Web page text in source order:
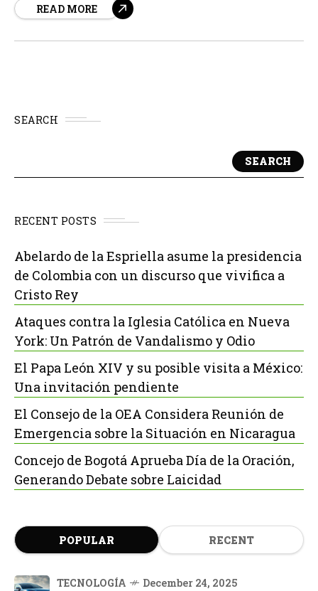
choque en la región. Según fuentes, Guerrero murió en
READ MORE
SEARCH
SEARCH
RECENT POSTS
Abelardo de la Espriella asume la presidencia
de Colombia con un discurso que vivifica a
Cristo Rey
Ataques contra la Iglesia Católica en Nueva
York: Un Patrón de Vandalismo y Odio
El Papa León XIV y su posible visita a México:
Una invitación pendiente
El Consejo de la OEA Considera Reunión de
Emergencia sobre la Situación en Nicaragua
Concejo de Bogotá Aprueba Día de la Oración,
Generando Debate sobre Laicidad
POPULAR RECENT
TECNOLOGÍA December 24, 2025